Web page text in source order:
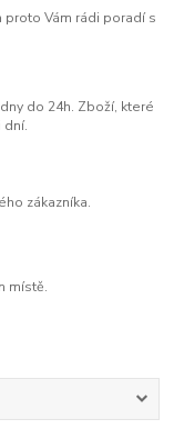
Vám rádi poradí s
do 24h. Zboží, které
zákazníka.
místě.